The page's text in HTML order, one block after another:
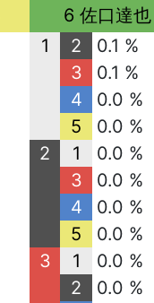
6 佐口達也
1
2
0.1 %
3
0.1 %
4
0.0 %
5
0.0 %
2
1
0.0 %
3
0.0 %
4
0.0 %
5
0.0 %
3
1
0.0 %
2
0.0 %